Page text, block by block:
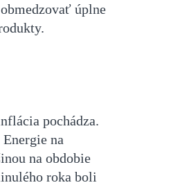
úplne
pochádza.
na
na obdobie
roka boli